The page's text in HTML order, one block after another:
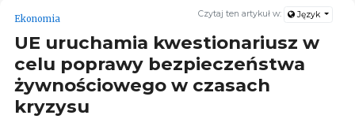
Czytaj ten artykuł w: Język
Ekonomia
UE uruchamia kwestionariusz w
celu poprawy bezpieczeństwa
żywnościowego w czasach
kryzysu